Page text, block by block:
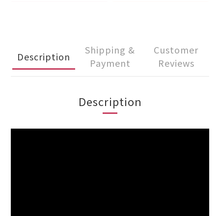
Description
Shipping &
Payment
Customer
Reviews
Description